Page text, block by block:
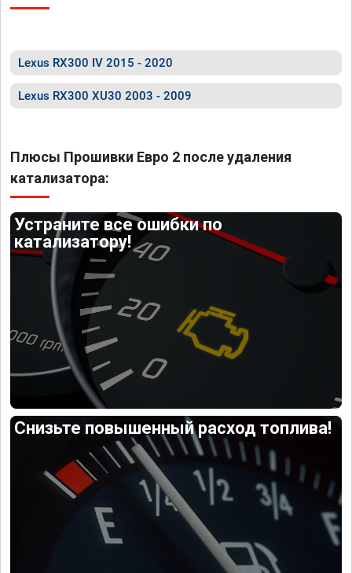
Lexus RX300 IV 2015 - 2020
Lexus RX300 XU30 2003 - 2009
Плюсы Прошивки Евро 2 после удаления
катализатора:
Устраните все ошибки по
катализатору!
Снизьте повышенный расход топлива!